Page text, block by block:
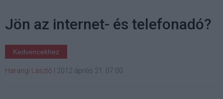
Jön az internet- és telefonadó?
Kedvencekhez
Harangi László 2012 április 21. 07:00